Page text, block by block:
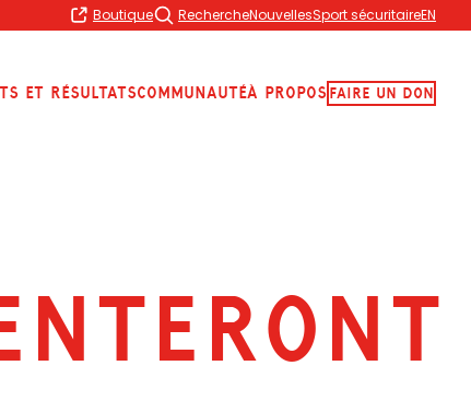
Boutique RechercheNouvellesSport sécuritaireEN
et résultatsCommunautéÀ proposFaire Un Don